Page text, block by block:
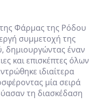
Φάρμας της Ρόδου
συμμετοχή της
δημιουργώντας έναν
και επισκέπτες όλων
ιδιαίτερα
μία σειρά
τη διασκέδαση